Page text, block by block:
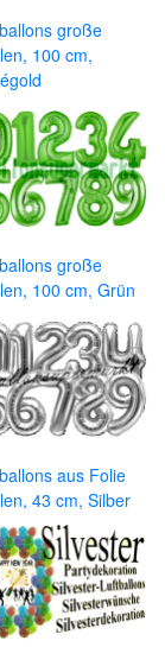
große
100 cm,
große
100 cm, Grün
aus Folie
43 cm, Silber